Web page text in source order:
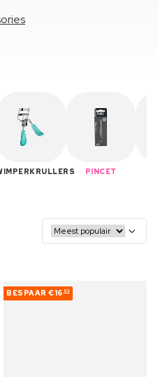
PINCET
BESPAAR €16 93